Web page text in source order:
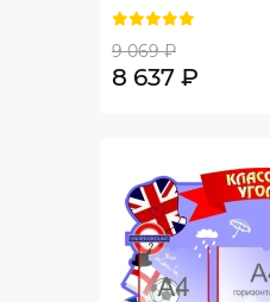
9 069 ₽
8 637 ₽